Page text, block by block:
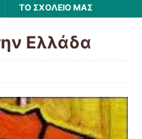
ΤΟ ΣΧΟΛΕΙΟ ΜΑΣ
Ελλάδα